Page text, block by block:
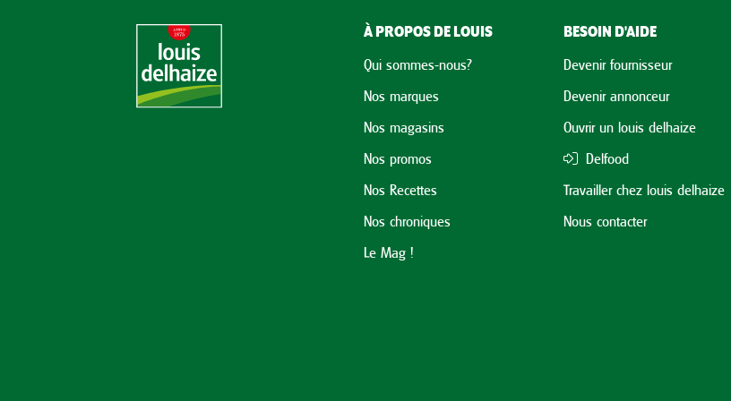
À PROPOS DE LOUIS
Qui sommes-nous?
Nos marques
Nos magasins
Nos promos
Nos Recettes
Nos chroniques
Le Mag !
BESOIN D'AIDE
Devenir fournisseur
Devenir annonceur
Ouvrir un louis delhaize
Delfood
Travailler chez louis delhaize
Nous contacter